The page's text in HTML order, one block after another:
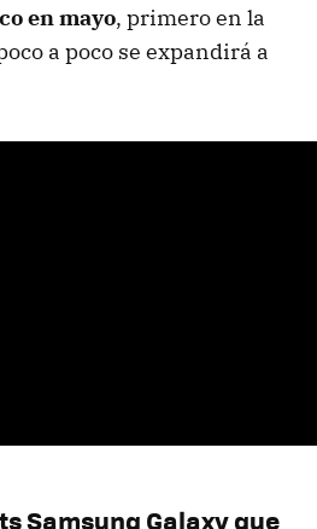
en mayo, primero en la
a poco se expandirá a
Samsung Galaxy que